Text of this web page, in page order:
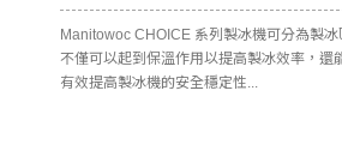
Manitowoc CHOICE 系列製冰機可分為製
不僅可以起到保溫作用以提高製冰效率，還
有效提高製冰機的安全穩定性...